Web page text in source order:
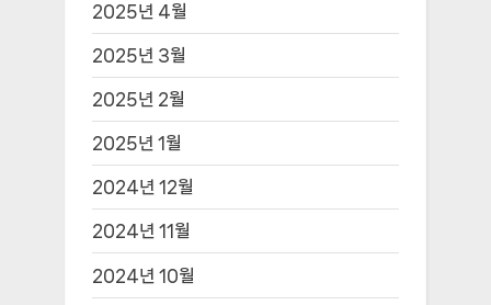
2025년 4월
2025년 3월
2025년 2월
2025년 1월
2024년 12월
2024년 11월
2024년 10월